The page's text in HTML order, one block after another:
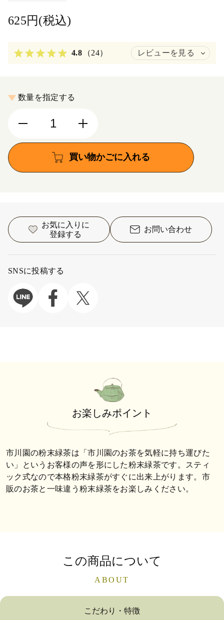
625円(税込)
4.8 （24） レビューを見る
数量を指定する
買い物かごに入れる
お気に入りに
登録する
お問い合わせ
SNSに投稿する
お楽しみポイント
市川園の粉末緑茶は「市川園のお茶を気軽に持ち運びた
い」というお客様の声を形にした粉末緑茶です。スティ
ック式なので本格粉末緑茶がすぐに出来上がります。市
販のお茶と一味違う粉末緑茶をお楽しみください。
この商品について
ABOUT
こだわり・特徴